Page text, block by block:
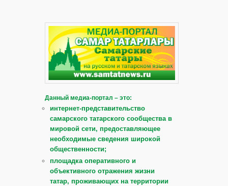
Данный медиа-портал – это:
интернет-представительство
самарского татарского сообщества в
мировой сети, предоставляющее
необходимые сведения широкой
общественности;
площадка оперативного и
объективного отражения жизни
татар, проживающих на территории